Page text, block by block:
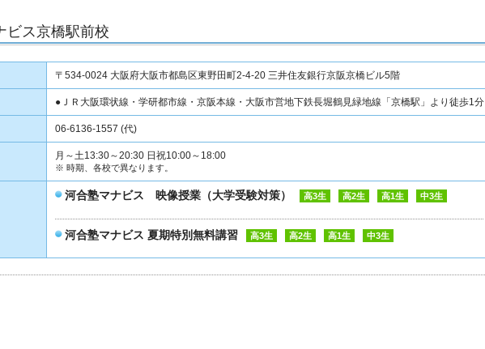
ビス京橋駅前校
〒534-0024 大阪府大阪市都島区東野田町2-4-20 三井住友銀行京阪京橋ビル5階
●ＪＲ大阪環状線・学研都市線・京阪本線・大阪市営地下鉄長堀鶴見緑地線「京橋駅」より徒歩1分
06-6136-1557 (代)
月～土13:30～20:30 日祝10:00～18:00
※ 時期、各校で異なります。
河合塾マナビス 映像授業（大学受験対策） 高3生 高2生 高1生 中3生
河合塾マナビス 夏期特別無料講習 高3生 高2生 高1生 中3生